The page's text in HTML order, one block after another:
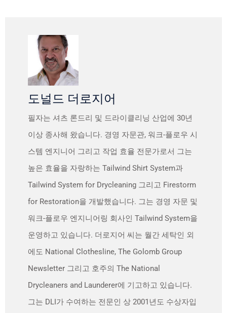
도널드 더로지어
필자는 셔츠 론드리 및 드라이클리닝 산업에 30년
이상 종사해 왔습니다. 경영 자문관, 워크-플로우 시
스템 엔지니어 그리고 작업 효율 전문가로서 그는
높은 효율을 자랑하는 Tailwind Shirt System과
Tailwind System for Drycleaning 그리고 Firestorm
for Restoration을 개발했습니다. 그는 경영 자문 및
워크-플로우 엔지니어링 회사인 Tailwind System을
운영하고 있습니다. 더로지어 씨는 월간 세탁인 외
에도 National Clothesline, The Golomb Group
Newsletter 그리고 호주의 The National
Drycleaners and Launderer에 기고하고 있습니다.
그는 DLI가 수여하는 전문인 상 2001년도 수상자입